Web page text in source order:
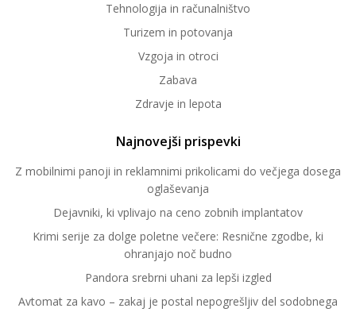
Tehnologija in računalništvo
Turizem in potovanja
Vzgoja in otroci
Zabava
Zdravje in lepota
Najnovejši prispevki
Z mobilnimi panoji in reklamnimi prikolicami do večjega dosega
oglaševanja
Dejavniki, ki vplivajo na ceno zobnih implantatov
Krimi serije za dolge poletne večere: Resnične zgodbe, ki
ohranjajo noč budno
Pandora srebrni uhani za lepši izgled
Avtomat za kavo – zakaj je postal nepogrešljiv del sodobnega